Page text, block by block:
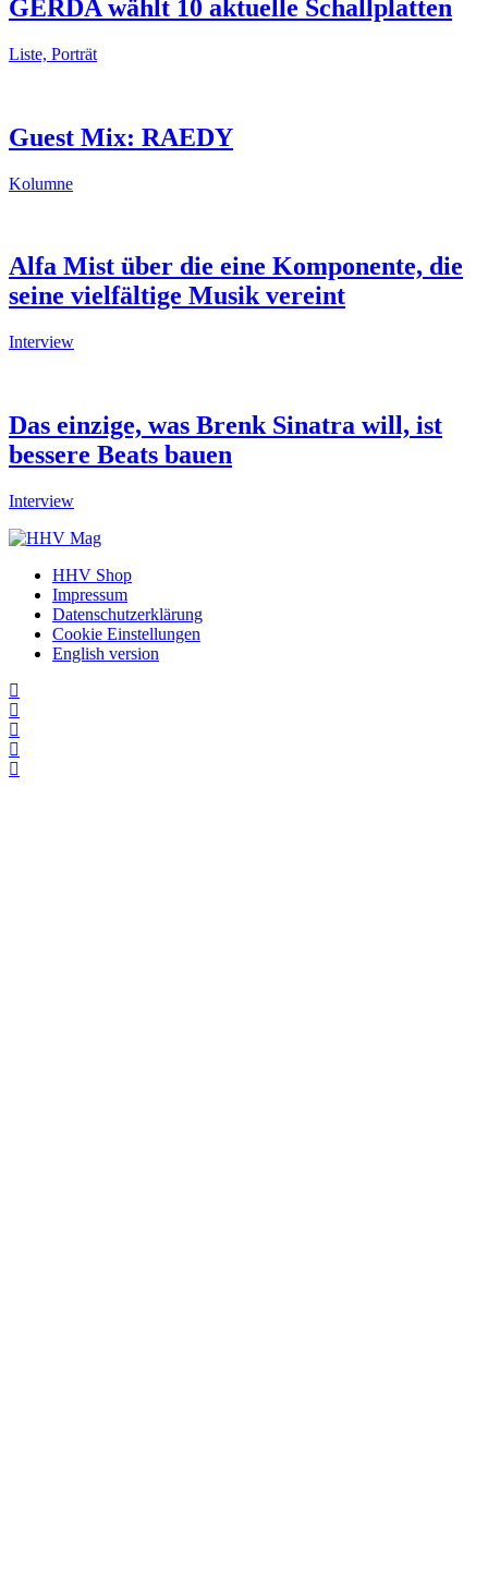
GERDA wählt 10 aktuelle Schallplatten
Liste, Porträt
Guest Mix: RAEDY
Kolumne
Alfa Mist über die eine Komponente, die
seine vielfältige Musik vereint
Interview
Das einzige, was Brenk Sinatra will, ist
bessere Beats bauen
Interview
HHV Shop
Impressum
Datenschutzerklärung
Cookie Einstellungen
English version